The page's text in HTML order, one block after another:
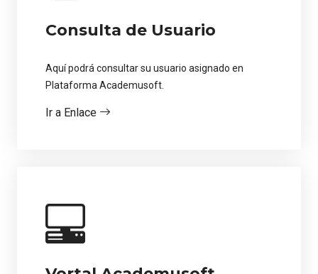
Consulta de Usuario
Aquí podrá consultar su usuario asignado en
Plataforma Academusoft.
Ir a Enlace